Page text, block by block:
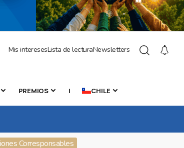
Mis interesesLista de lecturaNewsletters
PREMIOS | CHILE
Corresponsables